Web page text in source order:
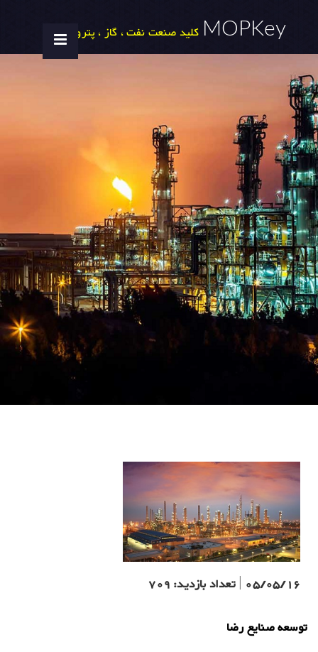
MOPKey کلید صنعت نفت ، گاز ، پتروشیمی
05/05/16
|تعداد بازدید: 709
توسعه صنایع رضا